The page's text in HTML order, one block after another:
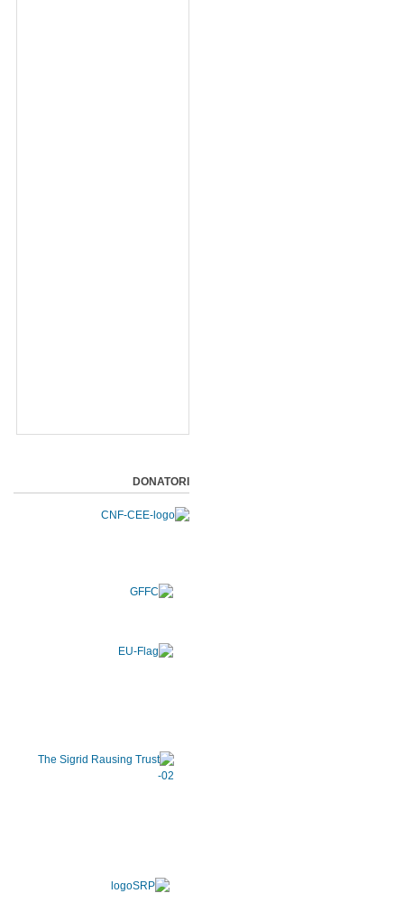
DONATORI